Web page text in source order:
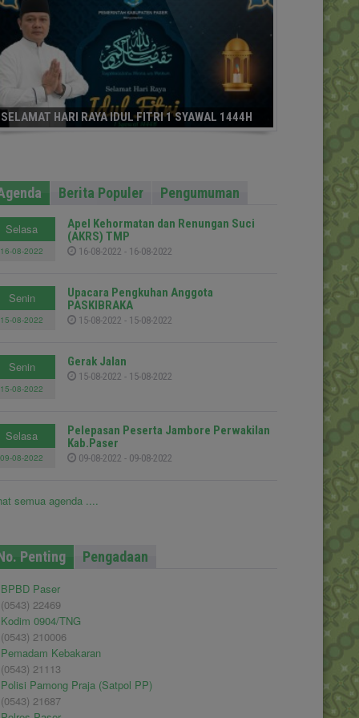
SELAMAT HARI RAYA IDUL FITRI 1 SYAWAL 1444H
Berita Populer Pengumuman
Selasa
16-08-2022
Apel Kehormatan dan Renungan Suci
(AKRS) TMP
16-08-2022 - 16-08-2022
Senin
15-08-2022
Upacara Pengkuhan Anggota
PASKIBRAKA
15-08-2022 - 15-08-2022
Senin
15-08-2022
Gerak Jalan
15-08-2022 - 15-08-2022
Selasa
09-08-2022
Pelepasan Peserta Jambore Perwakilan
Kab.Paser
09-08-2022 - 09-08-2022
semua agenda ....
Penting Pengadaan
BPBD Paser
(0543) 22469
Kodim 0904/TNG
(0543) 210006
Pemadam Kebakaran
(0543) 21113
Polisi Pamong Praja (Satpol PP)
(0543) 21687